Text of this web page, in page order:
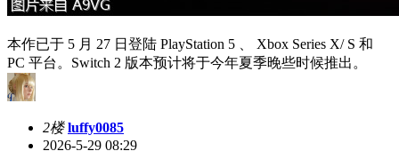
本作已于 5 月 27 日登陆 PlayStation 5 、 Xbox Series X/ S 和
PC 平台。Switch 2 版本预计将于今年夏季晚些时候推出。
2楼 luffy0085
2026-5-29 08:29